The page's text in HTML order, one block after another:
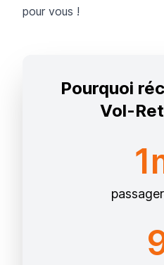
pour vous !
Pourquoi
Vol-